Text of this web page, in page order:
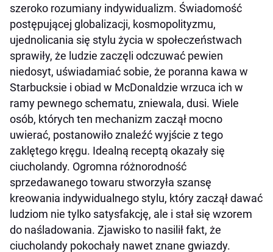
szeroko rozumiany indywidualizm. Świadomość
postępującej globalizacji, kosmopolityzmu,
ujednolicania się stylu życia w społeczeństwach
sprawiły, że ludzie zaczęli odczuwać pewien
niedosyt, uświadamiać sobie, że poranna kawa w
Starbucksie i obiad w McDonaldzie wrzuca ich w
ramy pewnego schematu, zniewala, dusi. Wiele
osób, których ten mechanizm zaczął mocno
uwierać, postanowiło znaleźć wyjście z tego
zaklętego kręgu. Idealną receptą okazały się
ciucholandy. Ogromna różnorodność
sprzedawanego towaru stworzyła szansę
kreowania indywidualnego stylu, który zaczął dawać
ludziom nie tylko satysfakcję, ale i stał się wzorem
do naśladowania. Zjawisko to nasilił fakt, że
ciucholandy pokochały nawet znane gwiazdy.